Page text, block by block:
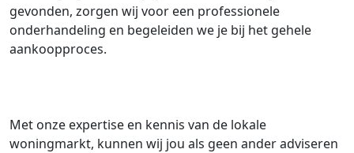
gevonden, zorgen wij voor een professionele
onderhandeling en begeleiden we je bij het gehele
aankoopproces.
Met onze expertise en kennis van de lokale
woningmarkt, kunnen wij jou als geen ander adviseren